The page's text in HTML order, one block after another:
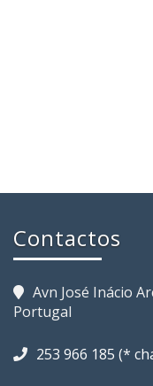
Contactos
Avn José Inácio
Portugal
253 966 185 (*